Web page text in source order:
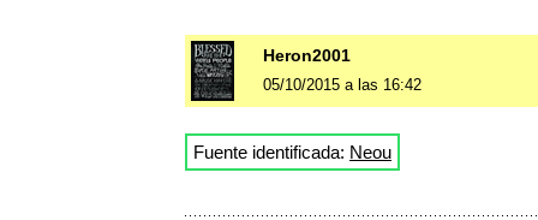
Heron2001
05/10/2015 a las 16:42
Fuente identificada: Neou